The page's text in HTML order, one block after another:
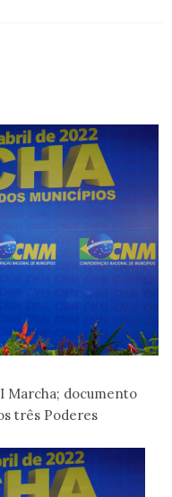
Marcha; documento
três Poderes